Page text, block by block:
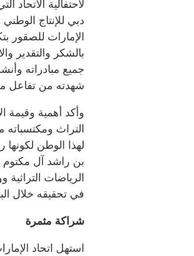
دبي للإنتاج
الإمارات للصقور
بالشكر والتقدير
جميع مبادراته
شهدته من تفاعل
وأكد أهمية وقيمة
التراث
لهذا الوطن
بن راشد آل مكتوم
الرياضات
في تحقيقه خلال
شراكة مثمرة